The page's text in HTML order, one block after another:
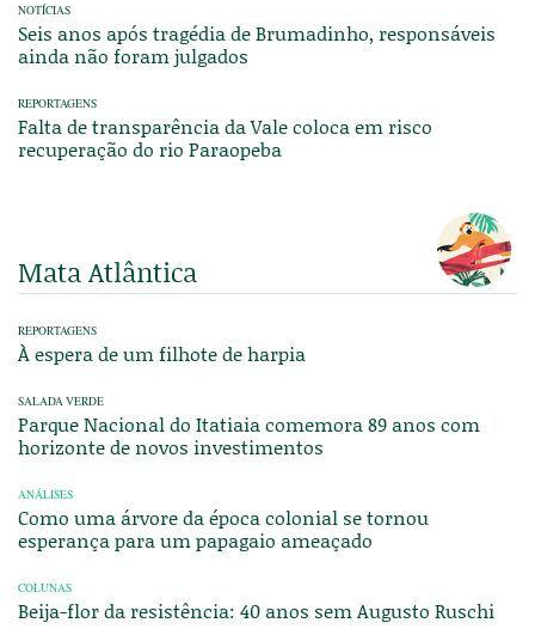
NOTÍCIAS
Seis anos após tragédia de Brumadinho, responsáveis
ainda não foram julgados
REPORTAGENS
Falta de transparência da Vale coloca em risco
recuperação do rio Paraopeba
Mata Atlântica
REPORTAGENS
À espera de um filhote de harpia
SALADA VERDE
Parque Nacional do Itatiaia comemora 89 anos com
horizonte de novos investimentos
ANÁLISES
Como uma árvore da época colonial se tornou
esperança para um papagaio ameaçado
COLUNAS
Beija-flor da resistência: 40 anos sem Augusto Ruschi